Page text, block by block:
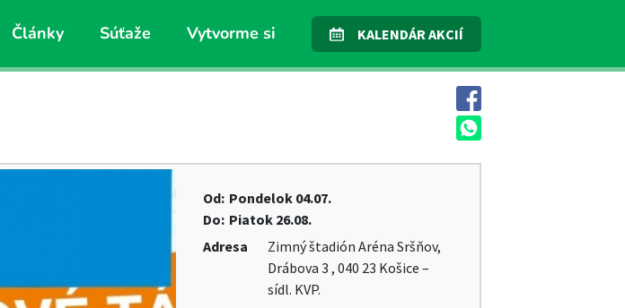
Články Súťaže Vytvorme si KALENDÁR AKCIÍ
Od: Pondelok04.07.
Do: Piatok26.08.
Adresa
Zimný štadión Aréna Sršňov,
Drábova 3 , 040 23 Košice –
sídl. KVP.